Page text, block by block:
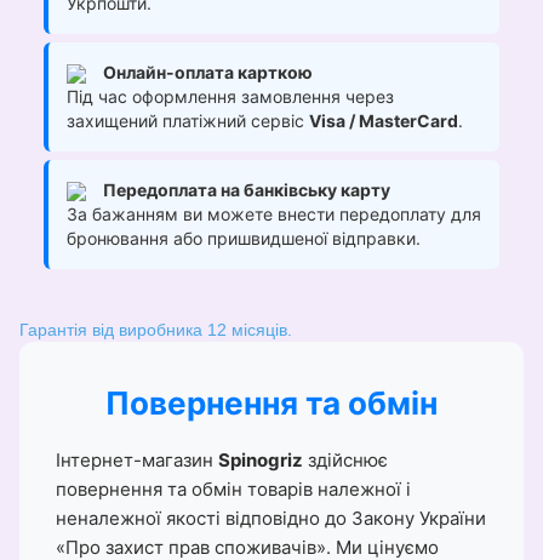
Онлайн-оплата карткою
Під час оформлення замовлення через
захищений платіжний сервіс Visa / MasterCard.
Передоплата на банківську карту
За бажанням ви можете внести передоплату для
бронювання або пришвидшеної відправки.
Гарантія від виробника 12 місяців.
Повернення та обмін
Інтернет-магазин Spinogriz здійснює
повернення та обмін товарів належної і
неналежної якості відповідно до Закону України
«Про захист прав споживачів». Ми цінуємо